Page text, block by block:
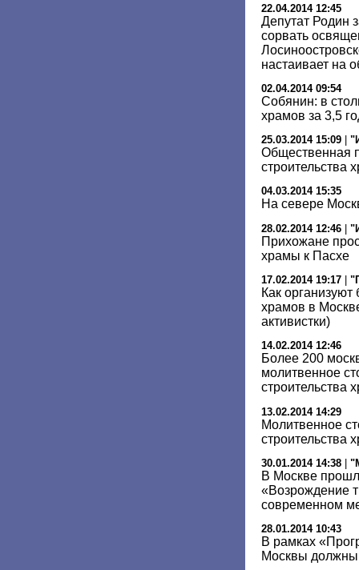
22.04.2014 12:45
Депутат Родин
сорвать
настаивает на
02.04.2014 09:54
Собянин: в
храмов за 3,5
25.03.2014 15:09
Общественная
строительства
04.03.2014 15:35
На севере
28.02.2014 12:46
Прихожане
храмы к Пасхе
17.02.2014 19:17
Как организуют
храмов в
активистки)
14.02.2014 12:46
Более 200
молитвенное
строительства
13.02.2014 14:29
Молитвенное
строительства
30.01.2014 14:38
В Москве
«Возрождение
современном
28.01.2014 10:43
В рамках
Москвы должны